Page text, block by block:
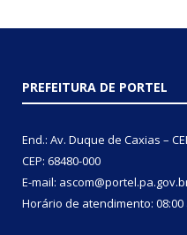
PREFEITURA DE PORTEL
End.: Av. Duque de Caxias –
CEP: 68480-000
E-mail:
Horário de atendimento: 08:00